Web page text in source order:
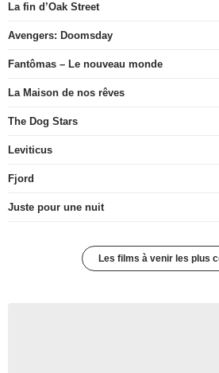
La fin d’Oak Street
Avengers: Doomsday
Fantômas – Le nouveau monde
La Maison de nos rêves
The Dog Stars
Leviticus
Fjord
Juste pour une nuit
Les films à venir les plus